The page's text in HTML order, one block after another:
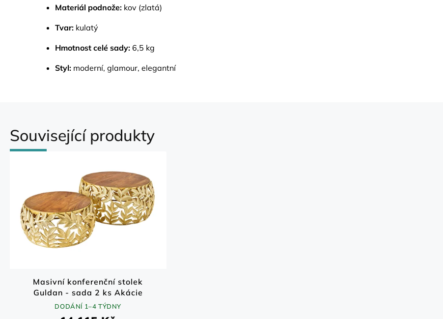
Související produkty
Masivní konferenční stolek
Guldan - sada 2 ks Akácie
70x70 cm
DODÁNÍ 1–4 TÝDNY
Materiál podnože: kov (zlatá)
Tvar: kulatý
Hmotnost celé sady: 6,5 kg
Styl: moderní, glamour, elegantní